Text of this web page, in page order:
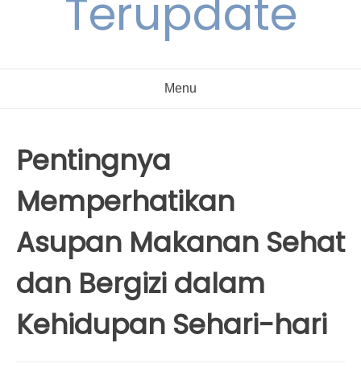
Terupdate
Menu
Pentingnya
Memperhatikan
Asupan Makanan Sehat
dan Bergizi dalam
Kehidupan Sehari-hari